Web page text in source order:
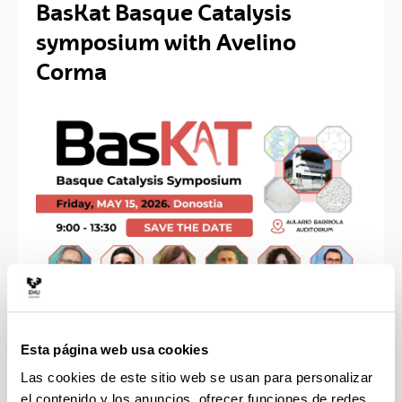
Esta página web usa cookies
Las cookies de este sitio web se usan para personalizar
BasKat Basque Catalysis
symposium with Avelino
Corma
Catalysis lies at the heart of modern chemistry,
driving innovation across energy, sustainability, and
advanced materials. In the Basque Country, and